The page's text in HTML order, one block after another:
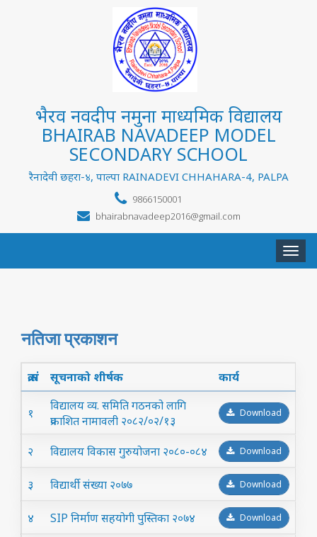
भैरव नवदीप नमुना माध्यमिक विद्यालय
BHAIRAB NAVADEEP MODEL
SECONDARY SCHOOL
रैनादेवी छहरा-४, पाल्पा RAINADEVI CHHAHARA-4, PALPA
9866150001
bhairabnavadeep2016@gmail.com
नतिजा प्रकाशन
क्र.सं सूचनाको शीर्षक कार्य
१
विद्यालय व्य. समिति गठनको लागि
प्रकाशित नामावली २०८२/०२/१३
Download
२ विद्यालय विकास गुरुयोजना २०८०-०८४ Download
३ विद्यार्थी संख्या २०७७ Download
४ SIP निर्माण सहयोगी पुस्तिका २०७४ Download